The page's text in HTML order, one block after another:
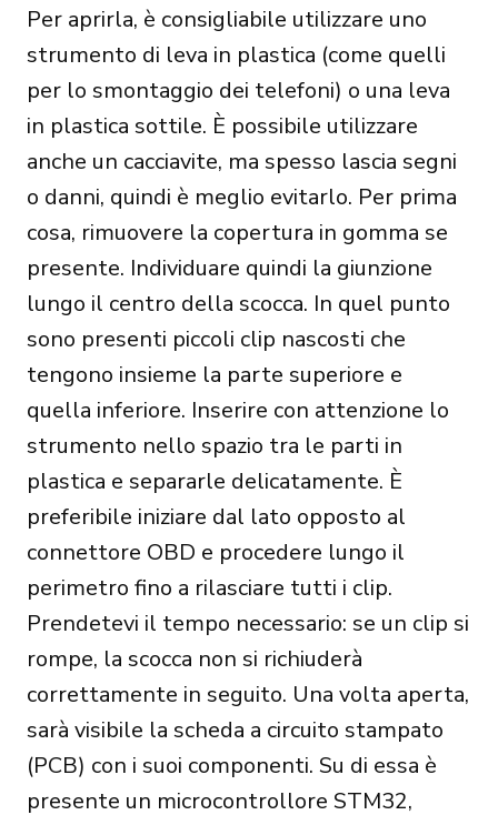
Per aprirla, è consigliabile utilizzare uno
strumento di leva in plastica (come quelli
per lo smontaggio dei telefoni) o una leva
in plastica sottile. È possibile utilizzare
anche un cacciavite, ma spesso lascia segni
o danni, quindi è meglio evitarlo. Per prima
cosa, rimuovere la copertura in gomma se
presente. Individuare quindi la giunzione
lungo il centro della scocca. In quel punto
sono presenti piccoli clip nascosti che
tengono insieme la parte superiore e
quella inferiore. Inserire con attenzione lo
strumento nello spazio tra le parti in
plastica e separarle delicatamente. È
preferibile iniziare dal lato opposto al
connettore OBD e procedere lungo il
perimetro fino a rilasciare tutti i clip.
Prendetevi il tempo necessario: se un clip si
rompe, la scocca non si richiuderà
correttamente in seguito. Una volta aperta,
sarà visibile la scheda a circuito stampato
(PCB) con i suoi componenti. Su di essa è
presente un microcontrollore STM32,